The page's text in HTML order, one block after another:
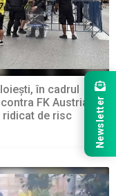
în cadrul
FK Austria
ridicat de risc
Newsletter